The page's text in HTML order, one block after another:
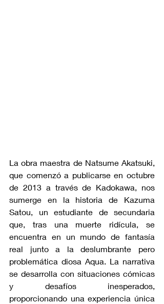
La obra maestra de Natsume Akatsuki,
que comenzó a publicarse en octubre
de 2013 a través de Kadokawa, nos
sumerge en la historia de Kazuma
Satou, un estudiante de secundaria
que, tras una muerte ridícula, se
encuentra en un mundo de fantasía
real junto a la deslumbrante pero
problemática diosa Aqua. La narrativa
se desarrolla con situaciones cómicas
y desafíos inesperados,
proporcionando una experiencia única